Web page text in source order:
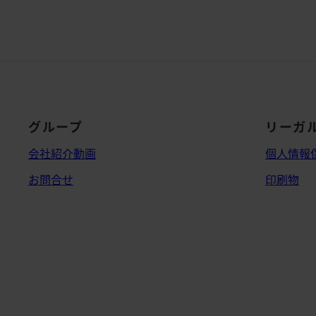
グループ
会社紹介動画
お問合せ
リーガ
個人情報
印刷物